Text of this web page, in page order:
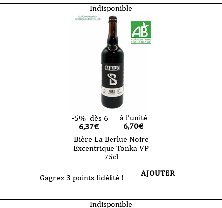
Indisponible
-5% dès 6
6,37€
à l'unité
6,70€
Bière La Berlue Noire
Excentrique Tonka VP
75cl
Gagnez 3 points fidélité ! AJOUTER
Indisponible